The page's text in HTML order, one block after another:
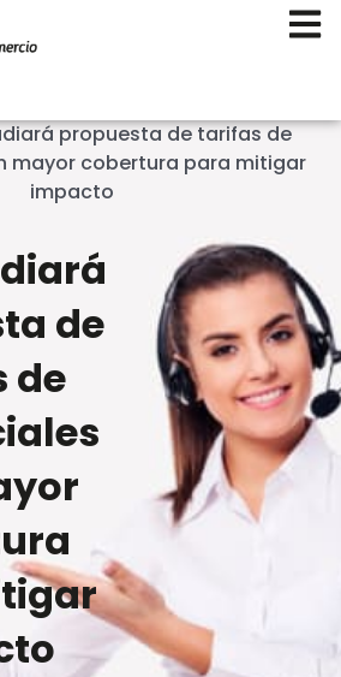
propuesta de tarifas de
mayor cobertura para mitigar
impacto
de
de